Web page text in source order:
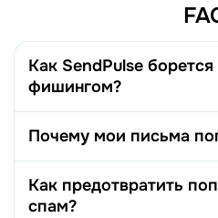
Как SendPulse
фишингом?
Почему мои письма
Как предотвратить
спам?